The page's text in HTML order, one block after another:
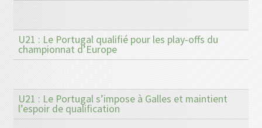
U21 : Le Portugal qualifié pour les play-offs du
championnat d’Europe
U21 : Le Portugal s’impose à Galles et maintient
l’espoir de qualification